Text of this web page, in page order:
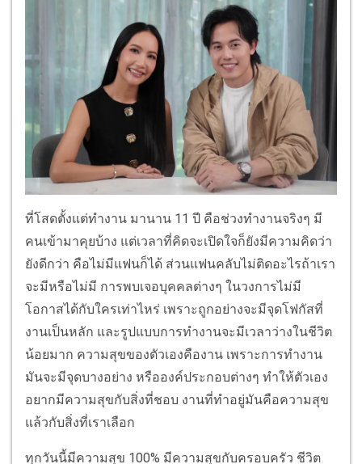
ที่โสดตั้งแต่ทำงาน มานาน 11 ปี คือช่วงทำงานจริงๆ มี
คนเข้ามาคุยบ้าง แต่เวลาที่คิดจะเปิดใจก็ยังมีความคิดว่า
ยังดีกว่า คือไม่มีแฟนก็ได้ ส่วนแฟนคลับไม่ติดอะไรถ้าเรา
จะมีหรือไม่มี การพบเจอบุคคลต่างๆ ในวงการไม่มี
โอกาสได้กับใครเท่าไหร่ เพราะถูกอย่างจะมีจุดโฟกัสที่
งานเป็นหลัก และรูปแบบการทำงานจะมีเวลาว่างในชีวิต
น้อยมาก ความสุขของตัวเองคืองาน เพราะการทำงาน
มันจะมีจุดบางอย่าง หรือองค์ประกอบต่างๆ ทำให้ตัวเอง
อยากมีความสุขกับสิ่งที่ชอบ งานที่ทำอยู่มันคือความสุข
แล้วกับสิ่งที่เราเลือก
ทุกวันนี้มีความสุข 100% มีความสุขกับครอบครัว ชีวิต